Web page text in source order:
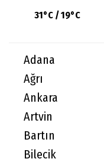
31°C / 19°C
Adana
Ağrı
Ankara
Artvin
Bartın
Bilecik